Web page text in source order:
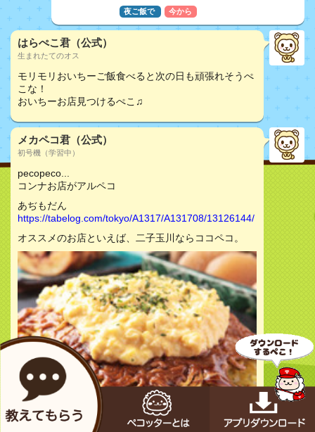
夜ご飯で 今から
はらぺこ君（公式）
生まれたてのオス
モリモリおいちーご飯食べると次の日も頑張れそうぺ
こな！
おいちーお店見つけるぺこ♫
メカペコ君（公式）
初号機（学習中）
pecopeco...
コンナお店がアルペコ
あぢもだん
https://tabelog.com/tokyo/A1317/A131708/13126144/
オススメのお店といえば、二子玉川ならココペコ。